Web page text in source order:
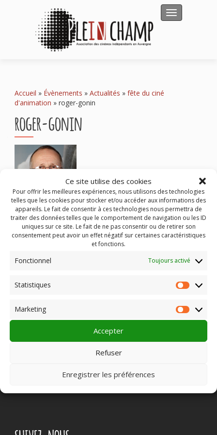
Ce site utilise des cookies
Pour offrir les meilleures expériences, nous utilisons des technologies
telles que les cookies pour stocker et/ou accéder aux informations des
appareils. Le fait de consentir à ces technologies nous permettra de
traiter des données telles que le comportement de navigation ou les ID
uniques sur ce site. Le fait de ne pas consentir ou de retirer son
consentement peut avoir un effet négatif sur certaines caractéristiques
et fonctions.
Fonctionnel Toujours activé
Statistiques
Marketing
Accepter
Refuser
Enregistrer les préférences
Afficher/
Accueil » Évènements » Actualités » fête du ciné
d'animation » roger-gonin
roger-gonin
PLEIN CHAMP
Pôle 22 bis impasse Bonnabaud
Contactez-nous